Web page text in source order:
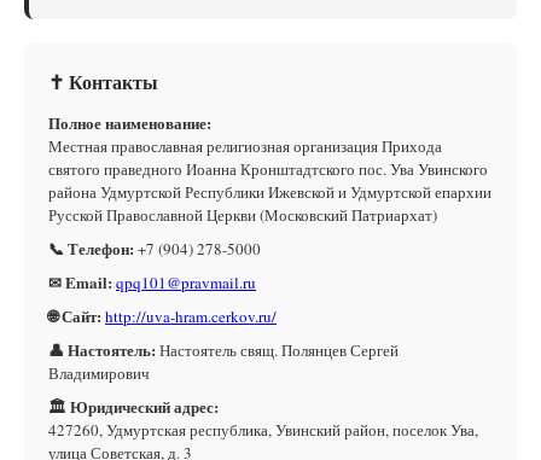
✝ Контакты
Полное наименование:
Местная православная религиозная организация Прихода
святого праведного Иоанна Кронштадтского пос. Ува Увинского
района Удмуртской Республики Ижевской и Удмуртской епархии
Русской Православной Церкви (Московский Патриархат)
📞 Телефон: +7 (904) 278-5000
✉ Email: qpq101@pravmail.ru
🌐 Сайт: http://uva-hram.cerkov.ru/
👤 Настоятель: Настоятель свящ. Полянцев Сергей
Владимирович
🏛 Юридический адрес:
427260, Удмуртская республика, Увинский район, поселок Ува,
улица Советская, д. 3